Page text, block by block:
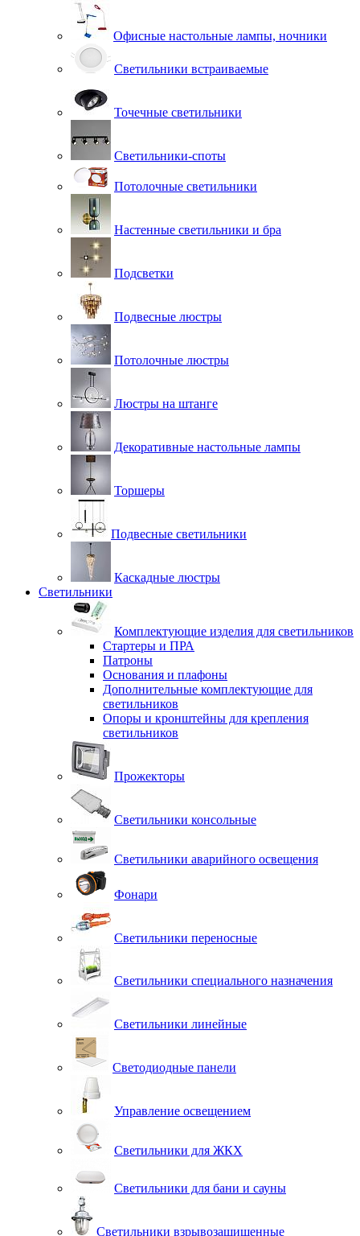
Офисные настольные лампы, ночники
Светильники встраиваемые
Точечные светильники
Светильники-споты
Потолочные светильники
Настенные светильники и бра
Подсветки
Подвесные люстры
Потолочные люстры
Люстры на штанге
Декоративные настольные лампы
Торшеры
Подвесные светильники
Каскадные люстры
Светильники
Комплектующие изделия для светильников
Стартеры и ПРА
Патроны
Основания и плафоны
Дополнительные комплектующие для
светильников
Опоры и кронштейны для крепления
светильников
Прожекторы
Светильники консольные
Светильники аварийного освещения
Фонари
Светильники переносные
Светильники специального назначения
Светильники линейные
Светодиодные панели
Управление освещением
Светильники для ЖКХ
Светильники для бани и сауны
Светильники взрывозащищенные